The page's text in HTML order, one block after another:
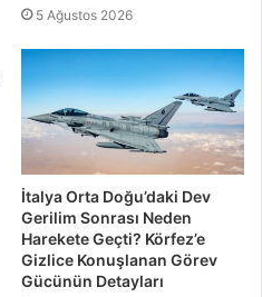
5 Ağustos 2026
İtalya Orta Doğu’daki Dev
Gerilim Sonrası Neden
Harekete Geçti? Körfez’e
Gizlice Konuşlanan Görev
Gücünün Detayları